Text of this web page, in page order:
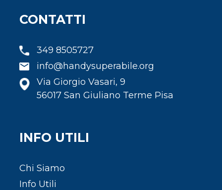
CONTATTI
349 8505727
info@handysuperabile.org
Via Giorgio Vasari, 9
56017 San Giuliano Terme Pisa
INFO UTILI
Chi Siamo
Info Utili